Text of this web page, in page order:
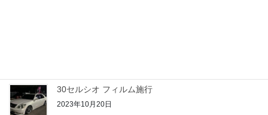
30セルシオ フィルム施行
2023年10月20日